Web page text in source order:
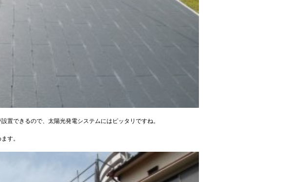
置できるので、太陽光発電システムにはピッタリですね。
す。